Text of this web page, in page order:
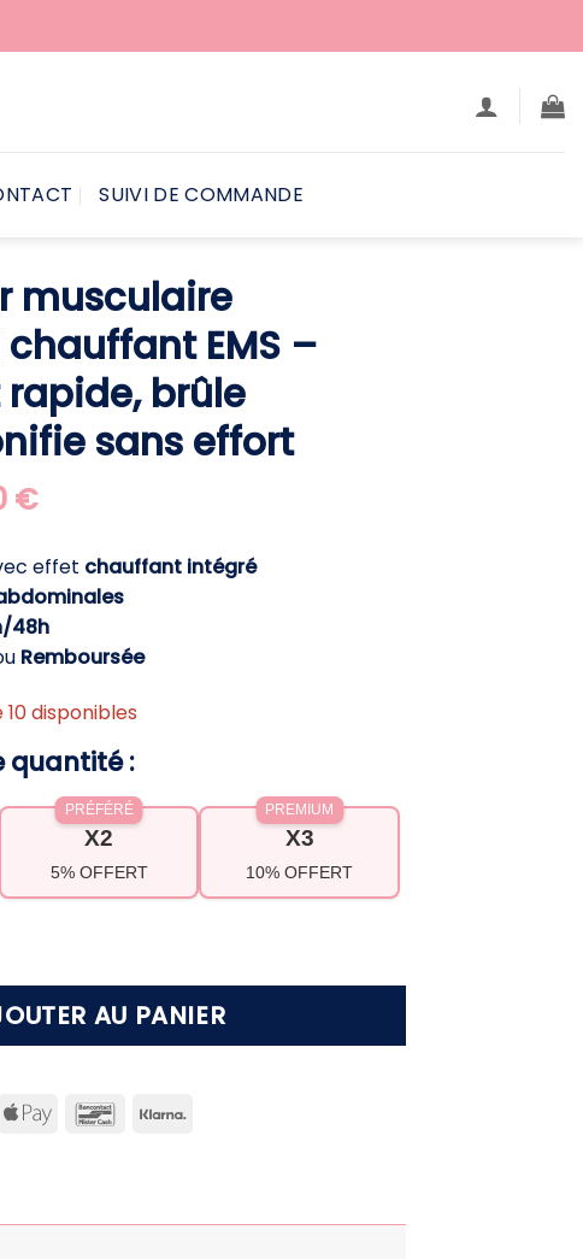
SUIVI DE COMMANDE
musculaire
EMS –
brûle
sans effort
€.
€Le
actuel
est :
94,90 €.
effet chauffant intégré
48h
Remboursée
10 disponibles
quantité :
X2
5% OFFERT
PRÉFÉRÉ
X3
10% OFFERT
PREMIUM
musculaire abdominal chauffant EMS –
AU PANIER
Apple
Bancontact
Klarna